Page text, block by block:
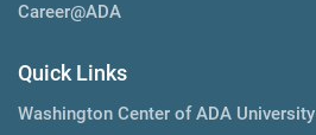
Career@ADA
Quick Links
Washington Center of ADA University